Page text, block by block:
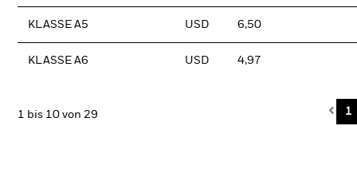
KLASSE A5 USD 6,50
KLASSE A6 USD 4,97
1 bis 10 von 29 1